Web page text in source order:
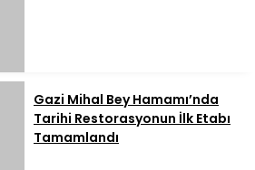
Gazi Mihal Bey Hamamı’nda
Tarihi Restorasyonun İlk Etabı
Tamamlandı